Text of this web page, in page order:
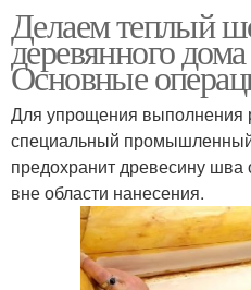
Делаем теплый
деревянного
Основные
Для упрощения выполнения
специальный промышленный
предохранит древесину шва
вне области нанесения.